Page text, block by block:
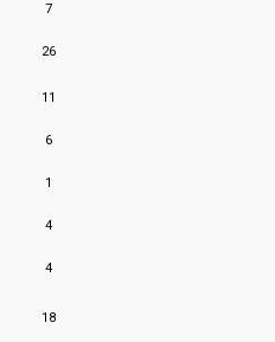
7
26
11
6
1
4
4
18